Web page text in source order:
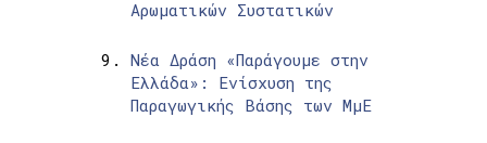
Αρωματικών Συστατικών
Νέα Δράση «Παράγουμε στην
Ελλάδα»: Ενίσχυση της
Παραγωγικής Βάσης των ΜμΕ